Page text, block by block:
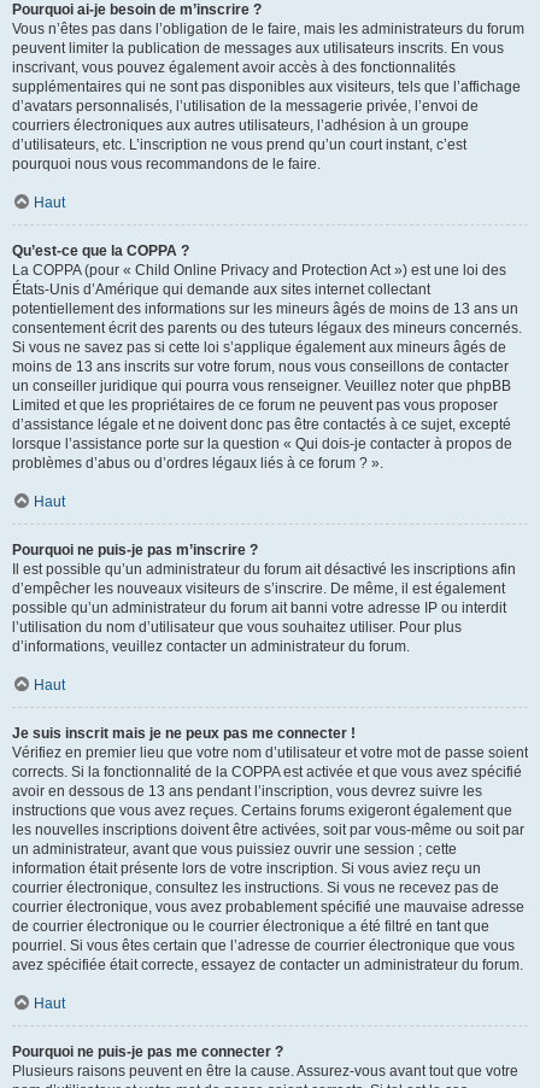
Pourquoi ai-je besoin de m’inscrire ?
Vous n’êtes pas dans l’obligation de le faire, mais les administrateurs du forum
peuvent limiter la publication de messages aux utilisateurs inscrits. En vous
inscrivant, vous pouvez également avoir accès à des fonctionnalités
supplémentaires qui ne sont pas disponibles aux visiteurs, tels que l’affichage
d’avatars personnalisés, l’utilisation de la messagerie privée, l’envoi de
courriers électroniques aux autres utilisateurs, l’adhésion à un groupe
d’utilisateurs, etc. L’inscription ne vous prend qu’un court instant, c’est
pourquoi nous vous recommandons de le faire.
Haut
Qu’est-ce que la COPPA ?
La COPPA (pour « Child Online Privacy and Protection Act ») est une loi des
États-Unis d’Amérique qui demande aux sites internet collectant
potentiellement des informations sur les mineurs âgés de moins de 13 ans un
consentement écrit des parents ou des tuteurs légaux des mineurs concernés.
Si vous ne savez pas si cette loi s’applique également aux mineurs âgés de
moins de 13 ans inscrits sur votre forum, nous vous conseillons de contacter
un conseiller juridique qui pourra vous renseigner. Veuillez noter que phpBB
Limited et que les propriétaires de ce forum ne peuvent pas vous proposer
d’assistance légale et ne doivent donc pas être contactés à ce sujet, excepté
lorsque l’assistance porte sur la question « Qui dois-je contacter à propos de
problèmes d’abus ou d’ordres légaux liés à ce forum ? ».
Haut
Pourquoi ne puis-je pas m’inscrire ?
Il est possible qu’un administrateur du forum ait désactivé les inscriptions afin
d’empêcher les nouveaux visiteurs de s’inscrire. De même, il est également
possible qu’un administrateur du forum ait banni votre adresse IP ou interdit
l’utilisation du nom d’utilisateur que vous souhaitez utiliser. Pour plus
d’informations, veuillez contacter un administrateur du forum.
Haut
Je suis inscrit mais je ne peux pas me connecter !
Vérifiez en premier lieu que votre nom d’utilisateur et votre mot de passe soient
corrects. Si la fonctionnalité de la COPPA est activée et que vous avez spécifié
avoir en dessous de 13 ans pendant l’inscription, vous devrez suivre les
instructions que vous avez reçues. Certains forums exigeront également que
les nouvelles inscriptions doivent être activées, soit par vous-même ou soit par
un administrateur, avant que vous puissiez ouvrir une session ; cette
information était présente lors de votre inscription. Si vous aviez reçu un
courrier électronique, consultez les instructions. Si vous ne recevez pas de
courrier électronique, vous avez probablement spécifié une mauvaise adresse
de courrier électronique ou le courrier électronique a été filtré en tant que
pourriel. Si vous êtes certain que l’adresse de courrier électronique que vous
avez spécifiée était correcte, essayez de contacter un administrateur du forum.
Haut
Pourquoi ne puis-je pas me connecter ?
Plusieurs raisons peuvent en être la cause. Assurez-vous avant tout que votre